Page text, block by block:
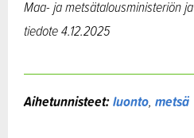
Maa- ja metsätalousministeriön ja
tiedote 4.12.2025
Aihetunnisteet:luonto, metsä